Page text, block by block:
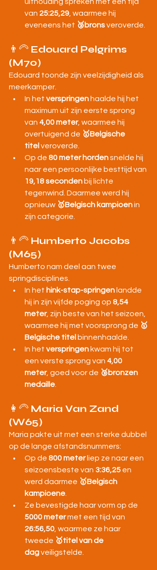
van 25:25,29 , waarmee hij
eveneens het 🥉brons veroverde.
👨‍🦳 Edouard Pelgrims
(M70)
Edouard toonde zijn veelzijdigheid als
meerkamper.
In het verspringen haalde hij het
maximum uit zijn eerste sprong
van 4,00 meter, waarmee hij
overtuigend de 🥇Belgische
titel veroverde.
Op de 80 meter horden snelde hij
naar een persoonlijke besttijd van
19,18 seconden bij lichte
tegenwind. Daarmee werd hij
opnieuw 🥇Belgisch kampioen in
zijn categorie.
👨‍🦳 Humberto Jacobs
(M65)
Humberto nam deel aan twee
springdisciplines.
In het hink-stap-springen landde
hij in zijn vijfde poging op 8,54
meter, zijn beste van het seizoen,
waarmee hij met voorsprong de 🥇
Belgische titel binnenhaalde.
In het verspringen kwam hij tot
een verste sprong van 4,00
meter, goed voor de 🥉bronzen
medaille
👩‍🦳 Maria Van Zand
(W65)
Maria pakte uit met een sterke dubbel
op de lange afstandsnummers:
Op de 800 meter liep ze naar een
seizoensbeste van 3:36,25 en
werd daarmee 🥇Belgisch
kampioene
Ze bevestigde haar vorm op de
5000 meter met een tijd van
26:56,50 , waarmee ze haar
tweede 🥇titel van de
dag veiligstelde.